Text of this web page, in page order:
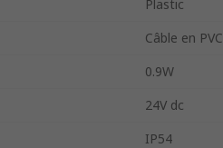
Plastic
Câble en PVC
0.9W
24V dc
IP54